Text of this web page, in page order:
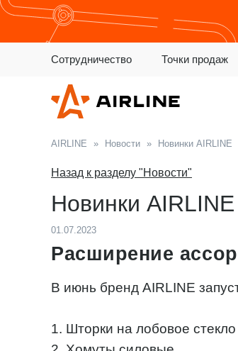
Сотрудничество Точки продаж
AIRLINE » Новости » Новинки AIRLINE
Назад к разделу "Новости"
Новинки
01.07.2023
Расширение
В июнь бренд AIRLINE
1. Шторки на лобовое стекло